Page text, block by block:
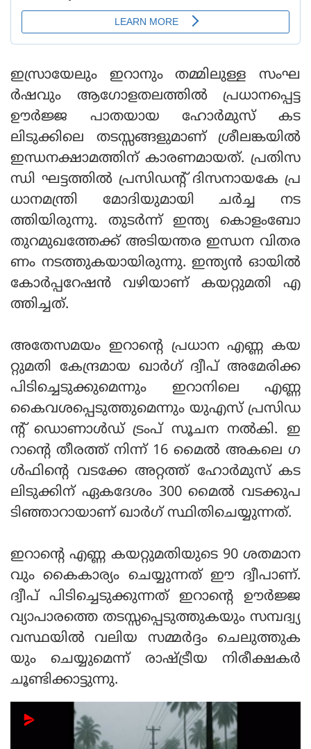
ഇസ്രായേലും ഇറാനും തമ്മിലുള്ള സംഘ
ര്‍ഷവും ആഗോളതലത്തില്‍ പ്രധാനപ്പെട്ട
ഊര്‍ജ്ജ പാതയായ ഹോര്‍മുസ് കട
ലിടുക്കിലെ തടസ്സങ്ങളുമാണ് ശ്രീലങ്കയില്‍
ഇന്ധനക്ഷാമത്തിന് കാരണമായത്. പ്രതിസ
ന്ധി ഘട്ടത്തില്‍ പ്രസിഡന്റ് ദിസനായകേ പ്ര
ധാനമന്ത്രി മോദിയുമായി ചര്‍ച്ച നട
ത്തിയിരുന്നു. തുടര്‍ന്ന് ഇന്ത്യ കൊളംബോ
തുറമുഖത്തേക്ക് അടിയന്തര ഇന്ധന വിതര
ണം നടത്തുകയായിരുന്നു. ഇന്ത്യന്‍ ഓയില്‍
കോര്‍പ്പറേഷന്‍ വഴിയാണ് കയറ്റുമതി എ
ത്തിച്ചത്.
അതേസമയം ഇറാന്റെ പ്രധാന എണ്ണ കയ
റ്റുമതി കേന്ദ്രമായ ഖാര്‍ഗ് ദ്വീപ് അമേരിക്ക
പിടിച്ചെടുക്കുമെന്നും ഇറാനിലെ എണ്ണ
കൈവശപ്പെടുത്തുമെന്നും യുഎസ് പ്രസിഡ
ന്റ് ഡൊണാള്‍ഡ് ട്രംപ് സൂചന നല്‍കി. ഇ
റാന്റെ തീരത്ത് നിന്ന് 16 മൈല്‍ അകലെ ഗ
ള്‍ഫിന്റെ വടക്കേ അറ്റത്ത് ഹോര്‍മുസ് കട
ലിടുക്കിന് ഏകദേശം 300 മൈല്‍ വടക്കുപ
ടിഞ്ഞാറായാണ് ഖാര്‍ഗ് സ്ഥിതിചെയ്യുന്നത്.
ഇറാന്റെ എണ്ണ കയറ്റുമതിയുടെ 90 ശതമാന
വും കൈകാര്യം ചെയ്യുന്നത് ഈ ദ്വീപാണ്.
ദ്വീപ് പിടിച്ചെടുക്കുന്നത് ഇറാന്റെ ഊര്‍ജ്ജ
വ്യാപാരത്തെ തടസ്സപ്പെടുത്തുകയും സമ്പദ്വ്യ
വസ്ഥയില്‍ വലിയ സമ്മര്‍ദ്ദം ചെലുത്തുക
യും ചെയ്യുമെന്ന് രാഷ്ട്രീയ നിരീക്ഷകര്‍
ചൂണ്ടിക്കാട്ടുന്നു.